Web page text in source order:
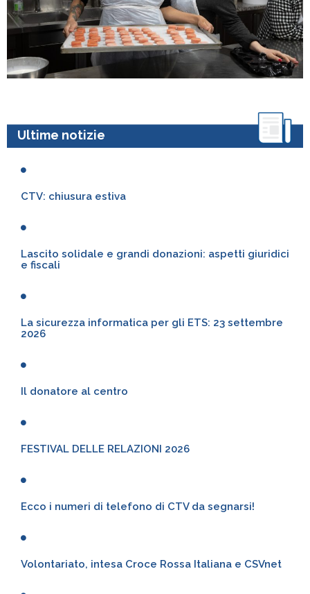
Ultime notizie
CTV: chiusura estiva
Lascito solidale e grandi donazioni: aspetti giuridici
e fiscali
La sicurezza informatica per gli ETS: 23 settembre
2026
Il donatore al centro
FESTIVAL DELLE RELAZIONI 2026
Ecco i numeri di telefono di CTV da segnarsi!
Volontariato, intesa Croce Rossa Italiana e CSVnet